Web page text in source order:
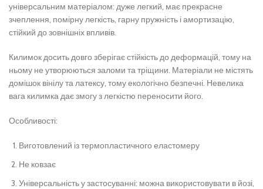
універсальним матеріалом: дуже легкий, має прекрасне
зчеплення, помірну легкість, гарну пружність і амортизацію,
стійкий до зовнішніх впливів.
Килимок досить довго зберігає стійкість до деформацій, тому на
ньому не утворюються заломи та тріщини. Матеріали не містять
домішок вінілу та латексу, тому екологічно безпечні. Невелика
вага килимка дає змогу з легкістю переносити його.
Особливості:
Виготовлений із термопластичного еластомеру
Не ковзає
Універсальність у застосуванні: можна використовувати в йозі,